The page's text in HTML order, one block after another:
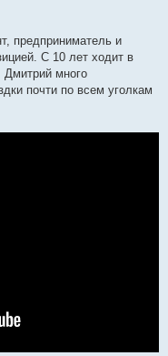
предприниматель и
С 10 лет ходит в
Дмитрий много
почти по всем уголкам